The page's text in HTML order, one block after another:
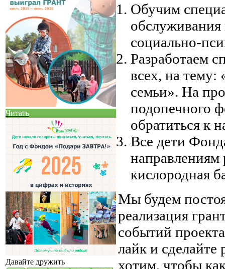
Читать
Давайте дружить
Обучим
обслуживания
социально-
Разработаем
всех, на тему:
семьи». На
подопечного
обратиться к
Все дети
направлениям
кислородная
Мы будем
реализация
событий
лайк и сделайте
хотим, чтобы